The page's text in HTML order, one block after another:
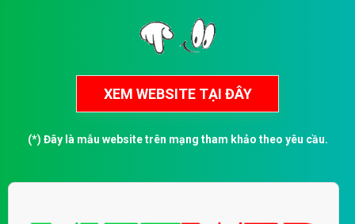
(*) Đây là mẫu website trên mạng tham khảo theo yêu cầu.